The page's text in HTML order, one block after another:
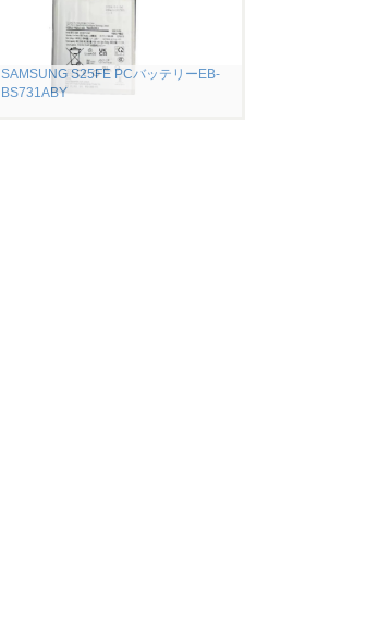
SAMSUNG S25FE PCバッテリーEB-
BS731ABY